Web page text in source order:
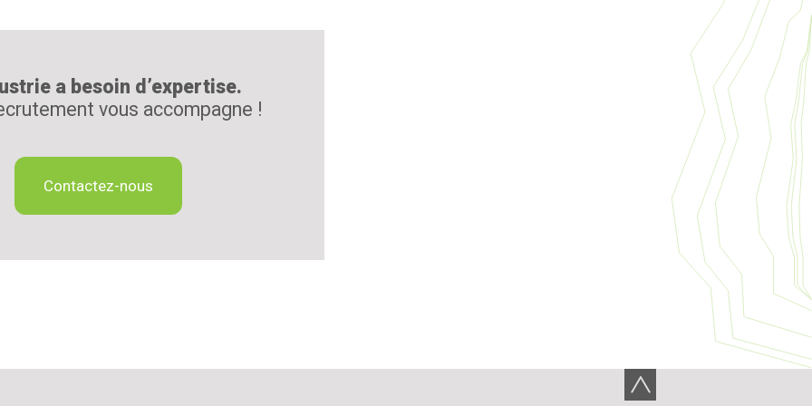
a besoin d’expertise.
vous accompagne !
Contactez-nous